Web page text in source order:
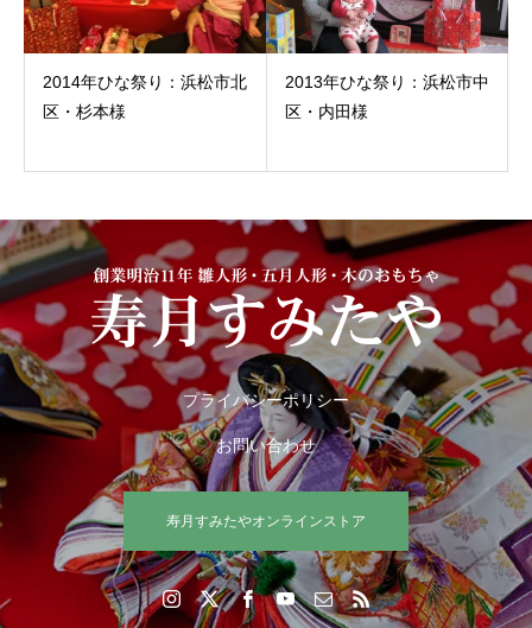
2014年ひな祭り：浜松市北
区・杉本様
2013年ひな祭り：浜松市中
区・内田様
プライバシーポリシー
お問い合わせ
寿月すみたやオンラインストア